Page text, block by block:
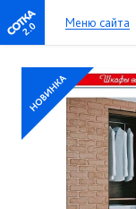
2.0 Меню сайта